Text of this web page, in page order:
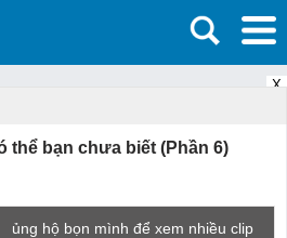
X
thể bạn chưa biết (Phần 6)
ủng hộ bọn mình để xem nhiều clip